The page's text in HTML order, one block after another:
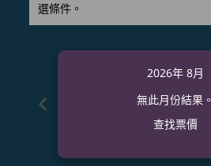
選條件。
chevron_left
2026年 8月
無此月份結果。
查找票價